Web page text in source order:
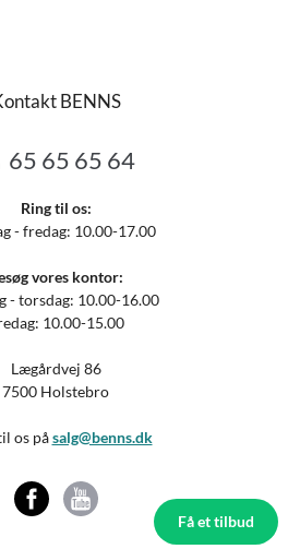
Få et tilbud
BENNS
65 65 65 64
Ring til os:
- fredag: 10.00-17.00
vores kontor:
- torsdag: 10.00-16.00
10.00-15.00
Lægårdvej 86
7500 Holstebro
os påsalg@benns.dk